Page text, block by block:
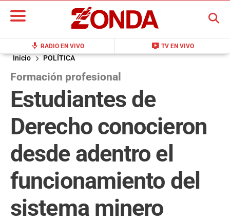
mic RADIO EN VIVO live_tv TV EN VIVO
BUSCAR
Inicio POLÍTICA
Formación profesional
Estudiantes de
Derecho conocieron
desde adentro el
funcionamiento del
sistema minero